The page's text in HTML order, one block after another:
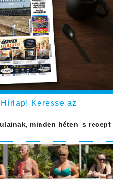
Keresse az
minden héten, s recept